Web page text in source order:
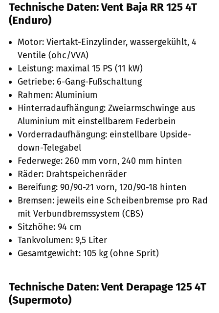
Technische Daten: Vent Baja RR 125 4T
(Enduro)
Motor: Viertakt-Einzylinder, wassergekühlt, 4
Ventile (ohc/VVA)
Leistung: maximal 15 PS (11 kW)
Getriebe: 6-Gang-Fußschaltung
Rahmen: Aluminium
Hinterradaufhängung: Zweiarmschwinge aus
Aluminium mit einstellbarem Federbein
Vorderradaufhängung: einstellbare Upside-
down-Telegabel
Federwege: 260 mm vorn, 240 mm hinten
Räder: Drahtspeichenräder
Bereifung: 90/90-21 vorn, 120/90-18 hinten
Bremsen: jeweils eine Scheibenbremse pro Rad
mit Verbundbremssystem (CBS)
Sitzhöhe: 94 cm
Tankvolumen: 9,5 Liter
Gesamtgewicht: 105 kg (ohne Sprit)
Technische Daten: Vent Derapage 125 4T
(Supermoto)